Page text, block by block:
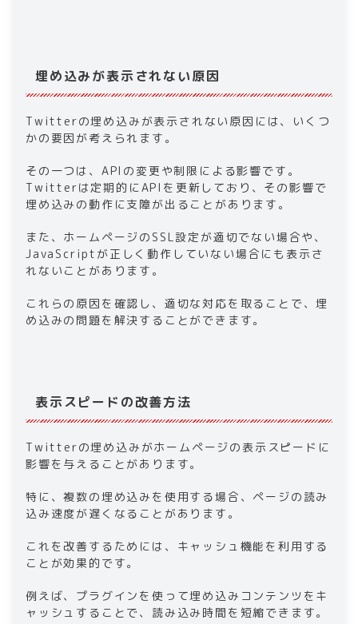
埋め込みが表示されない原因
Twitterの埋め込みが表示されない原因には、いくつ
かの要因が考えられます。
その一つは、APIの変更や制限による影響です。
Twitterは定期的にAPIを更新しており、その影響で
埋め込みの動作に支障が出ることがあります。
また、ホームページのSSL設定が適切でない場合や、
JavaScriptが正しく動作していない場合にも表示さ
れないことがあります。
これらの原因を確認し、適切な対応を取ることで、埋
め込みの問題を解決することができます。
表示スピードの改善方法
Twitterの埋め込みがホームページの表示スピードに
影響を与えることがあります。
特に、複数の埋め込みを使用する場合、ページの読み
込み速度が遅くなることがあります。
これを改善するためには、キャッシュ機能を利用する
ことが効果的です。
例えば、プラグインを使って埋め込みコンテンツをキ
ャッシュすることで、読み込み時間を短縮できます。